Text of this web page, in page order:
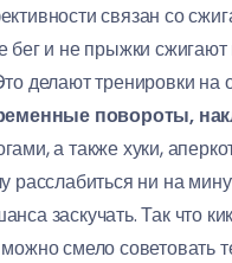
связан со
бег и не прыжки
делают тренировки на
повороты,
а также хуки,
расслабиться ни на
заскучать. Так что
смело советовать